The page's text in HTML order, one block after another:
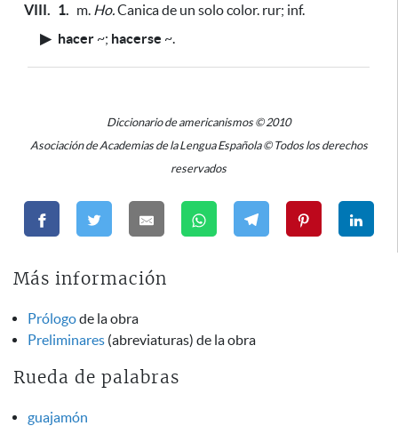
VIII. 1. m. Ho.Canica de un solo color. rur; inf.
▶ hacer ~; hacerse ~.
Diccionario de americanismos © 2010
Asociación de Academias de la Lengua Española © Todos los derechos
reservados
Más información
Prólogode la obra
Preliminares (abreviaturas) de la obra
Rueda de palabras
guajamón